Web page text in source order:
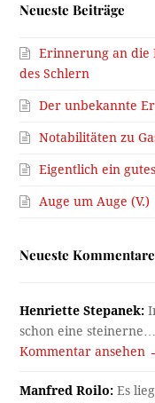
Neueste Beiträge
Erinnerung an die
des Schlern
Der unbekannte
Notabilitäten zu
Eigentlich ein
Auge um Auge (V.)
Neueste Kommentare
Henriette Stepanek:
schon eine steinerne…
Kommentar ansehen
Manfred Roilo: Es